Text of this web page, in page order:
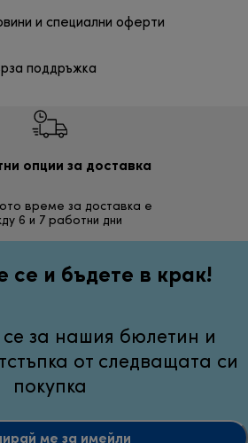
и специални оферти
поддръжка
опции за доставка
време за доставка е
6 и 7 работни дни
се и бъдете в крак!
за нашия бюлетин и
от следващата си
покупка
ме за имейли